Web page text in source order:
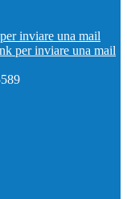
inviare una mail
per inviare una mail